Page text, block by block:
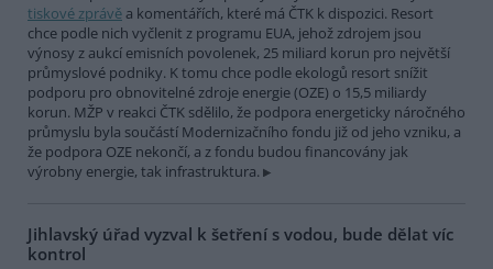
tiskové zprávě a komentářích, které má ČTK k dispozici. Resort
chce podle nich vyčlenit z programu EUA, jehož zdrojem jsou
výnosy z aukcí emisních povolenek, 25 miliard korun pro největší
průmyslové podniky. K tomu chce podle ekologů resort snížit
podporu pro obnovitelné zdroje energie (OZE) o 15,5 miliardy
korun. MŽP v reakci ČTK sdělilo, že podpora energeticky náročného
průmyslu byla součástí Modernizačního fondu již od jeho vzniku, a
že podpora OZE nekončí, a z fondu budou financovány jak
výrobny energie, tak infrastruktura.
Jihlavský úřad vyzval k šetření s vodou, bude dělat víc
kontrol